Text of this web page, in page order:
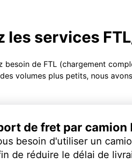
les services
besoin de FTL (chargement
volumes plus petits, nous
de fret par camion
besoin d'utiliser un
de réduire le délai de